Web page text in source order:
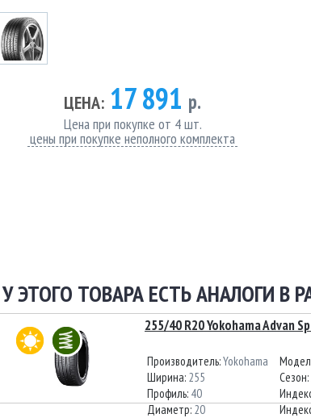
ЦЕНА: 17 891 р.
Цена при покупке от 4 шт.
цены при покупке неполного комплекта
У ЭТОГО ТОВАРА ЕСТЬ АНАЛОГИ В
255/40 R20 Yokohama Advan
Производитель:Yokohama
Ширина: 255
Профиль: 40
Диаметр: 20
Сезон: